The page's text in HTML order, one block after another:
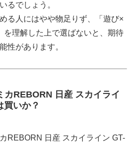
るでしょう。
る人にはやや物足りず、「遊び×
を理解した上で選ばないと、期待
性があります。
REBORN 日産 スカイライ
買いか？
REBORN 日産 スカイライン GT-